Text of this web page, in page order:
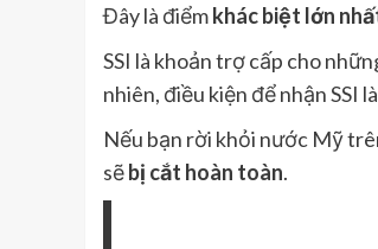
Đây là điểmkhác biệt lớn
SSI là khoản trợ cấp cho
nhiên, điều kiện để nhận SSI là
Nếu bạn rời khỏi nước Mỹ
sẽbị cắt hoàn toàn.